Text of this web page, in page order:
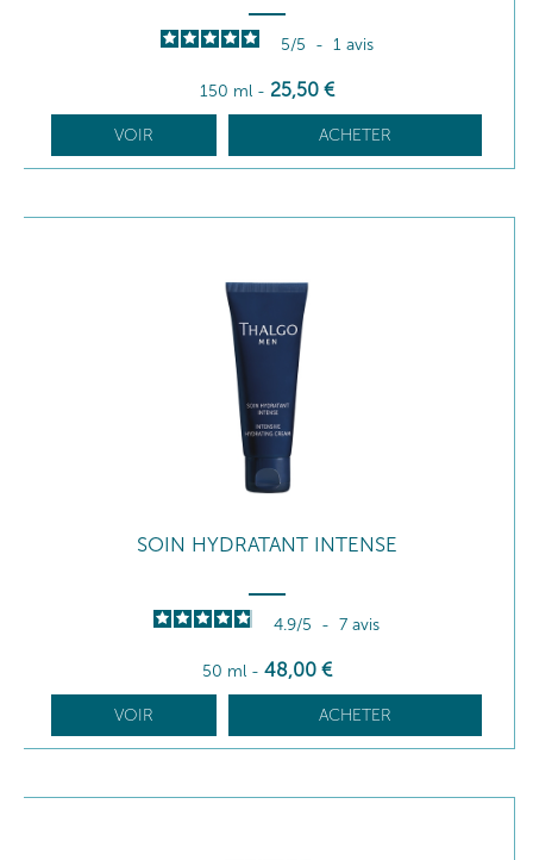
5/5 - 1 avis
150 ml - 25,50 €
VOIR ACHETER
SOIN HYDRATANT INTENSE
4.9/5 - 7 avis
50 ml - 48,00 €
VOIR ACHETER